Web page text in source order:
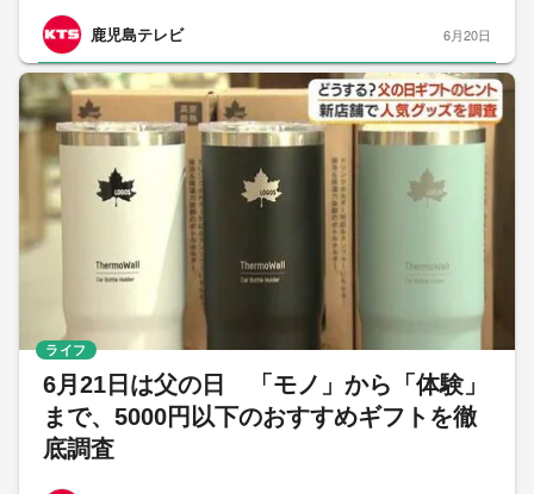
鹿児島テレビ 6月20日
6月21日は父の日 「モノ」から「体験」
まで、5000円以下のおすすめギフトを徹
底調査
ライフ